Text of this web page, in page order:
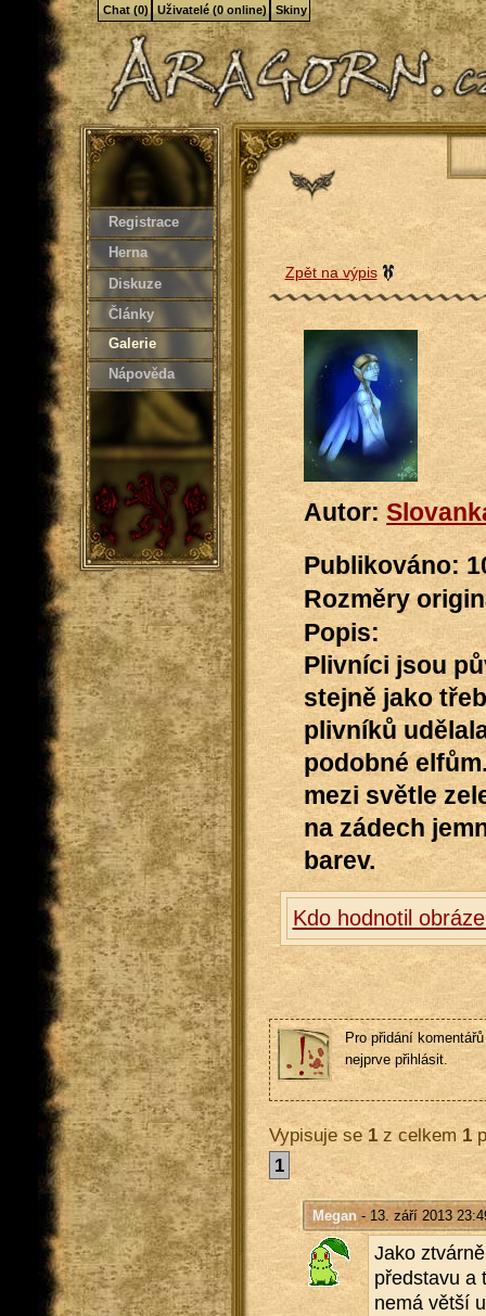
Registrace
Herna
Diskuze
Články
Galerie
Nápověda
Zpět na výpis
Autor:
Publikováno:
Rozměry
Popis:
Plivníci jsou
stejně jako
plivníků
podobné
mezi světle
na zádech
barev.
Kdo hodnotil
Pro přidání
nejprve přihlásit.
Vypisuje se1z celkem 1
1
Megan- 13. září 2013
Jako
před­sta­vu a
nemá větší
Chat (0) Uživatelé (0 online) Skiny